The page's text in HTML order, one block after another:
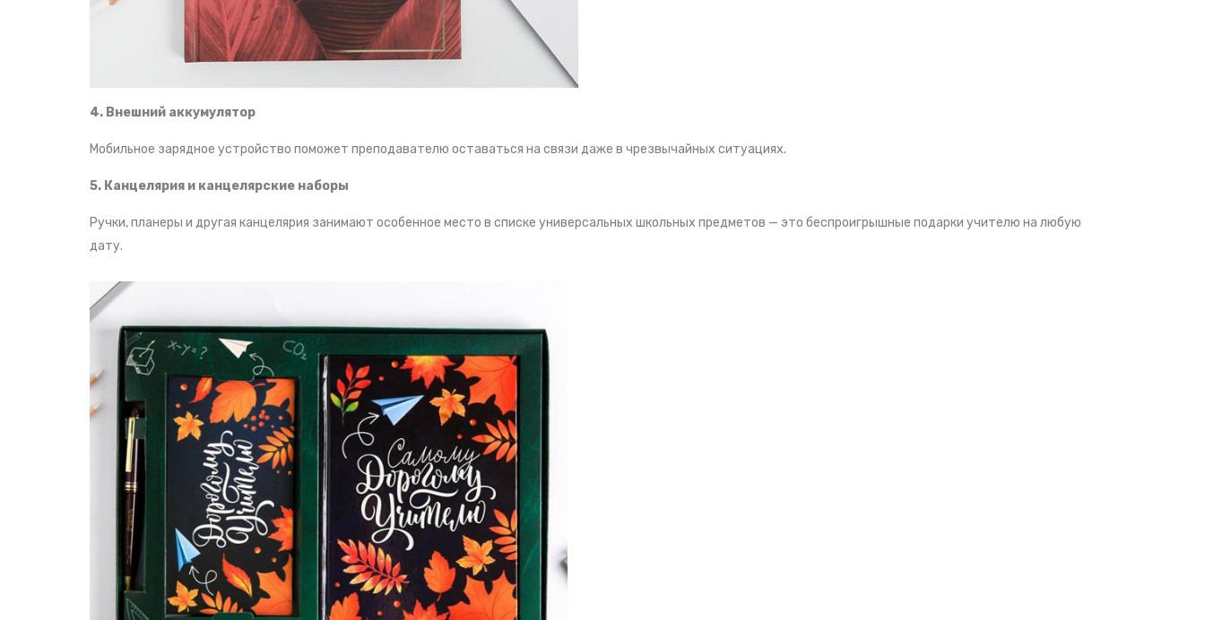
4. Внешний аккумулятор
Мобильное зарядное устройство поможет преподавателю оставаться на связи даже в чрезвычайных ситуациях.
5. Канцелярия и канцелярские наборы
Ручки, планеры и другая канцелярия занимают особенное место в списке универсальных школьных предметов — это беспроигрышные подарки учителю на любую
дату.